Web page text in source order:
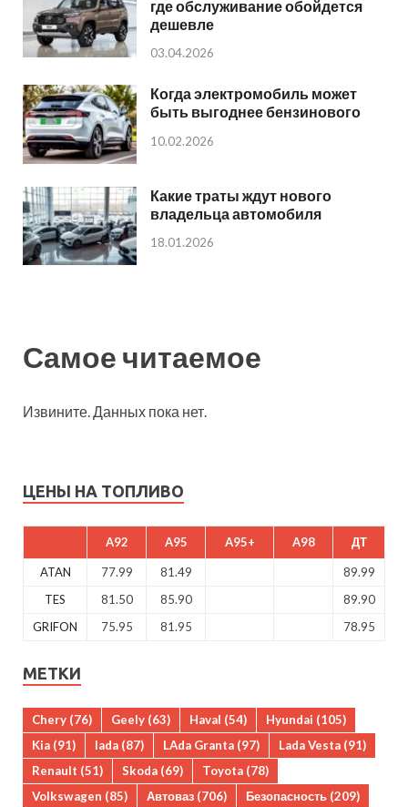
где обслуживание обойдется
дешевле
03.04.2026
Когда электромобиль может
быть выгоднее бензинового
10.02.2026
Какие траты ждут нового
владельца автомобиля
18.01.2026
Самое читаемое
Извините. Данных пока нет.
ЦЕНЫ НА ТОПЛИВО
A92 A95 A95+ A98 ДТ
ATAN 77.99 81.49
89.99
TES
81.50 85.90
89.90
GRIFON
75.95 81.95 78.95
МЕТКИ
Chery (76) Geely (63) Haval (54) Hyundai (105)
Kia (91) lada (87) LAda Granta (97) Lada Vesta (91)
Renault (51) Skoda (69) Toyota (78)
Volkswagen (85) Автоваз (706) Безопасность (209)